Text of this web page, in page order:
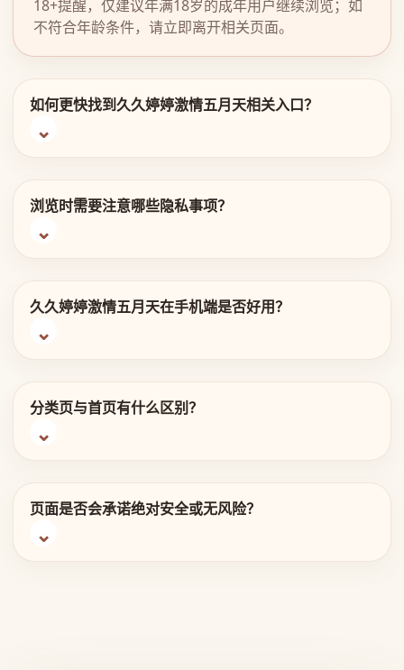
18+提醒，仅建议年满18岁的成年用户继续浏览；如
不符合年龄条件，请立即离开相关页面。
如何更快找到久久婷婷激情五月天相关入口？
浏览时需要注意哪些隐私事项？
久久婷婷激情五月天在手机端是否好用？
分类页与首页有什么区别？
页面是否会承诺绝对安全或无风险？